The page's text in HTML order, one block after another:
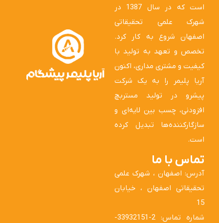
است که در سال 1387 در
شهرک علمی تحقیقاتی
اصفهان شروع به کار کرد.
تخصص و تعهد به تولید با
کیفیت و مشتری مداری، اکنون
آریا پلیمر را به یک شرکت
پیشرو در تولید مستربچ
افزودنی، چسب بین لایه‌ای و
سازگارکننده‌ها تبدیل کرده
است.
تماس با ما
آدرس: اصفهان ، شهرک علمی
تحقیقاتی اصفهان ، خیابان
15
شماره تماس: 2-33932151-